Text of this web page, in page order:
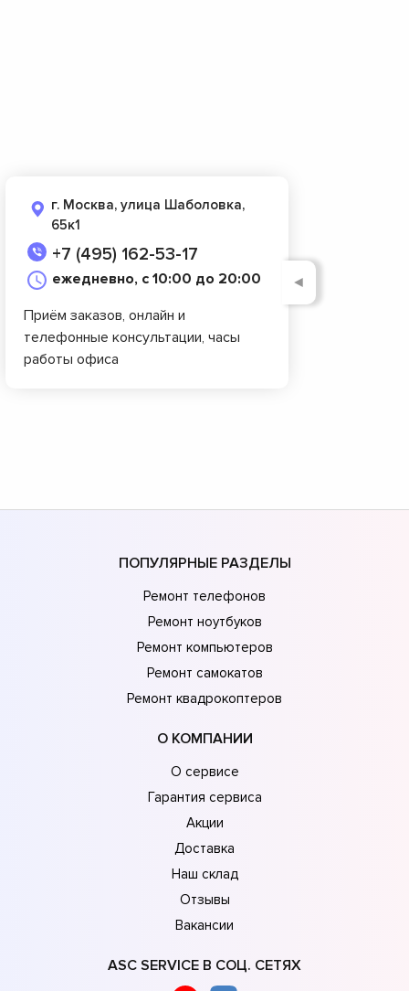
г. Москва, улица Шаболовка,
65к1
+7 (495) 162-53-17
ежедневно, с 10:00 до 20:00
Приём заказов, онлайн и
телефонные консультации, часы
работы офиса
◄
ПОПУЛЯРНЫЕ РАЗДЕЛЫ
Ремонт телефонов
Ремонт ноутбуков
Ремонт компьютеров
Ремонт самокатов
Ремонт квадрокоптеров
О КОМПАНИИ
О сервисе
Гарантия сервиса
Акции
Доставка
Наш склад
Отзывы
Вакансии
ASC SERVICE В СОЦ. СЕТЯХ